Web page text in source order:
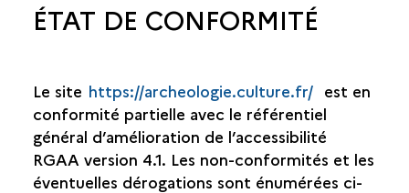
ÉTAT DE CONFORMITÉ
Le site https://archeologie.culture.fr/ est en
conformité partielle avec le référentiel
général d’amélioration de l’accessibilité
RGAA version 4.1. Les non-conformités et les
éventuelles dérogations sont énumérées ci-